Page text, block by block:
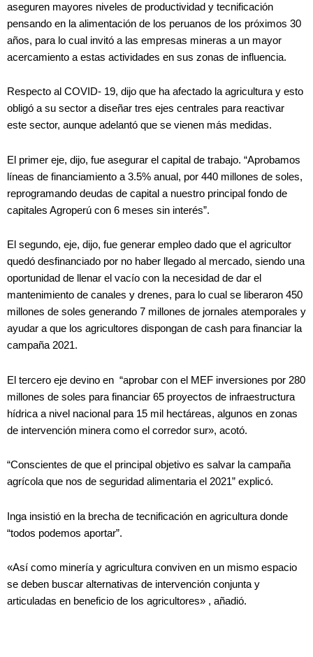
aseguren mayores niveles de productividad y tecnificación
pensando en la alimentación de los peruanos de los próximos 30
años, para lo cual invitó a las empresas mineras a un mayor
acercamiento a estas actividades en sus zonas de influencia.
Respecto al COVID- 19, dijo que ha afectado la agricultura y esto
obligó a su sector a diseñar tres ejes centrales para reactivar
este sector, aunque adelantó que se vienen más medidas.
El primer eje, dijo, fue asegurar el capital de trabajo. “Aprobamos
líneas de financiamiento a 3.5% anual, por 440 millones de soles,
reprogramando deudas de capital a nuestro principal fondo de
capitales Agroperú con 6 meses sin interés”.
El segundo, eje, dijo, fue generar empleo dado que el agricultor
quedó desfinanciado por no haber llegado al mercado, siendo una
oportunidad de llenar el vacío con la necesidad de dar el
mantenimiento de canales y drenes, para lo cual se liberaron 450
millones de soles generando 7 millones de jornales atemporales y
ayudar a que los agricultores dispongan de cash para financiar la
campaña 2021.
El tercero eje devino en “aprobar con el MEF inversiones por 280
millones de soles para financiar 65 proyectos de infraestructura
hídrica a nivel nacional para 15 mil hectáreas, algunos en zonas
de intervención minera como el corredor sur», acotó.
“Conscientes de que el principal objetivo es salvar la campaña
agrícola que nos de seguridad alimentaria el 2021” explicó.
Inga insistió en la brecha de tecnificación en agricultura donde
“todos podemos aportar”.
«Así como minería y agricultura conviven en un mismo espacio
se deben buscar alternativas de intervención conjunta y
articuladas en beneficio de los agricultores» , añadió.